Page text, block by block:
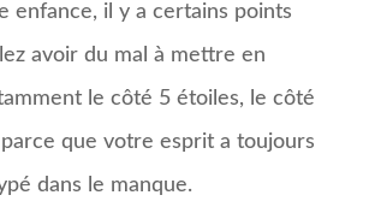
enfance, il y a certains points
avoir du mal à mettre en
le côté 5 étoiles, le côté
que votre esprit a toujours
dans le manque.